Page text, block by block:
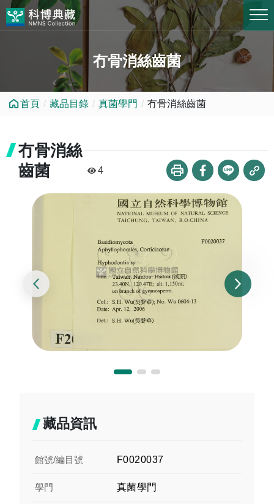
跳到中央內容區塊
冇骨消絲齒菌
首頁 藏品目錄 真菌學門 冇骨消絲齒菌
冇骨消絲
齒菌
4
藏品資訊
館號/編目號 F0020037
學門 真菌學門